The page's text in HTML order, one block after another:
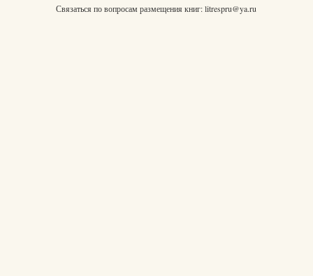
Связаться по вопросам размещения книг:litrespru@ya.ru